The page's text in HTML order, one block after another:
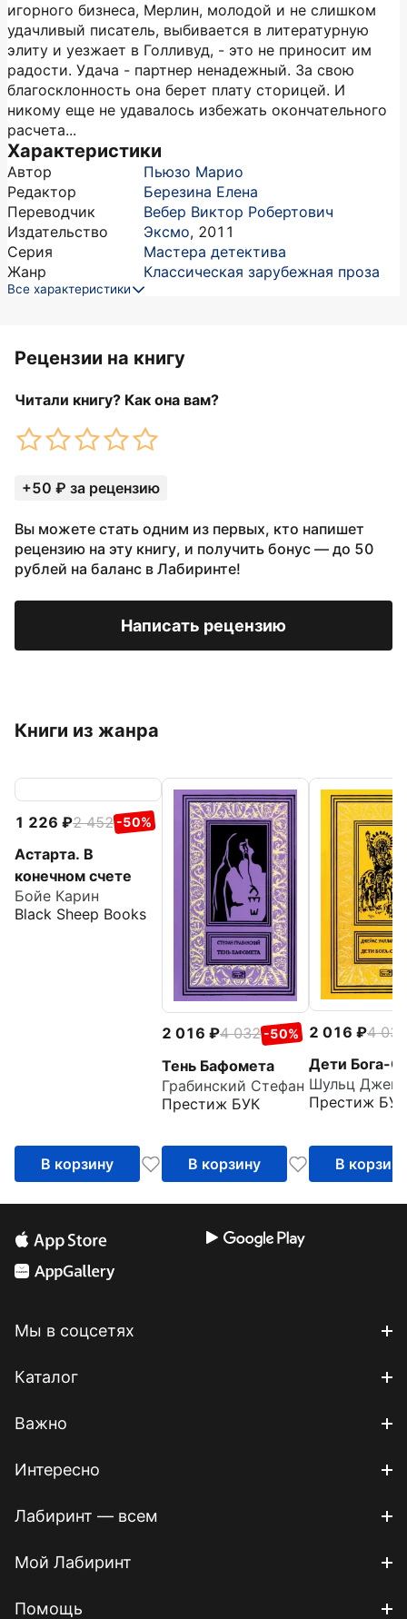
игорного бизнеса, Мерлин, молодой и не слишком
удачливый писатель, выбивается в литературную
элиту и уезжает в Голливуд, - это не приносит им
радости. Удача - партнер ненадежный. За свою
благосклонность она берет плату сторицей. И
никому еще не удавалось избежать окончательного
расчета...
Характеристики
Автор
Пьюзо Марио
Редактор
Березина Елена
Переводчик
Вебер Виктор Робертович
Издательство
Эксмо, 2011
Серия
Мастера детектива
Жанр
Классическая зарубежная проза
Все характеристики
Рецензии на книгу
Читали книгу? Как она вам?
+50 ₽ за рецензию
Вы можете стать одним из первых, кто напишет
рецензию на эту книгу, и получить бонус — до 50
рублей на баланс в Лабиринте!
Написать рецензию
Книги из жанра
1 226 2 452 -50%
Астарта. В
конечном счете
Бойе Карин
Black Sheep Books
В корзину
2 016 4 032 -50%
Тень Бафомета
Грабинский Стефан
Престиж БУК
В корзину
2 016
4 032
Дети Бога-
Престиж БУК
В корзину
Мы в соцсетях
Каталог
Важно
Интересно
Лабиринт — всем
Мой Лабиринт
Помощь